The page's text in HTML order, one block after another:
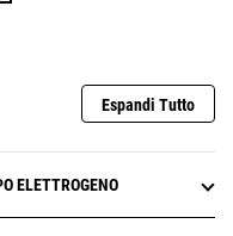
Espandi Tutto
ELETTROGENO